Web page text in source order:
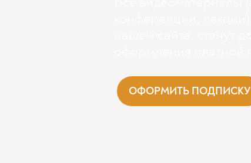
ОФОРМИТЬ ПОДПИСКУ